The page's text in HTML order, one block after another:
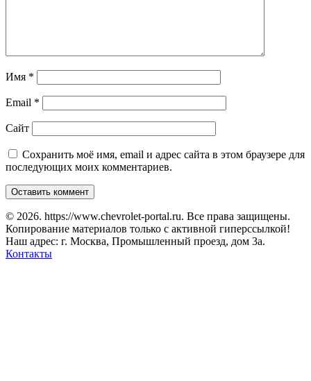
Имя *
Email *
Сайт
Сохранить моё имя, email и адрес сайта в этом браузере для
последующих моих комментариев.
© 2026. https://www.chevrolet-portal.ru. Все права защищены.
Копирование материалов только с активной гиперссылкой!
Наш адрес: г. Москва, Промышленный проезд, дом 3а.
Контакты